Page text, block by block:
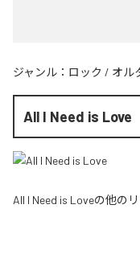
ジャンル： ロック / オル
All I Need is Love
All I Need is Loveの他のリ